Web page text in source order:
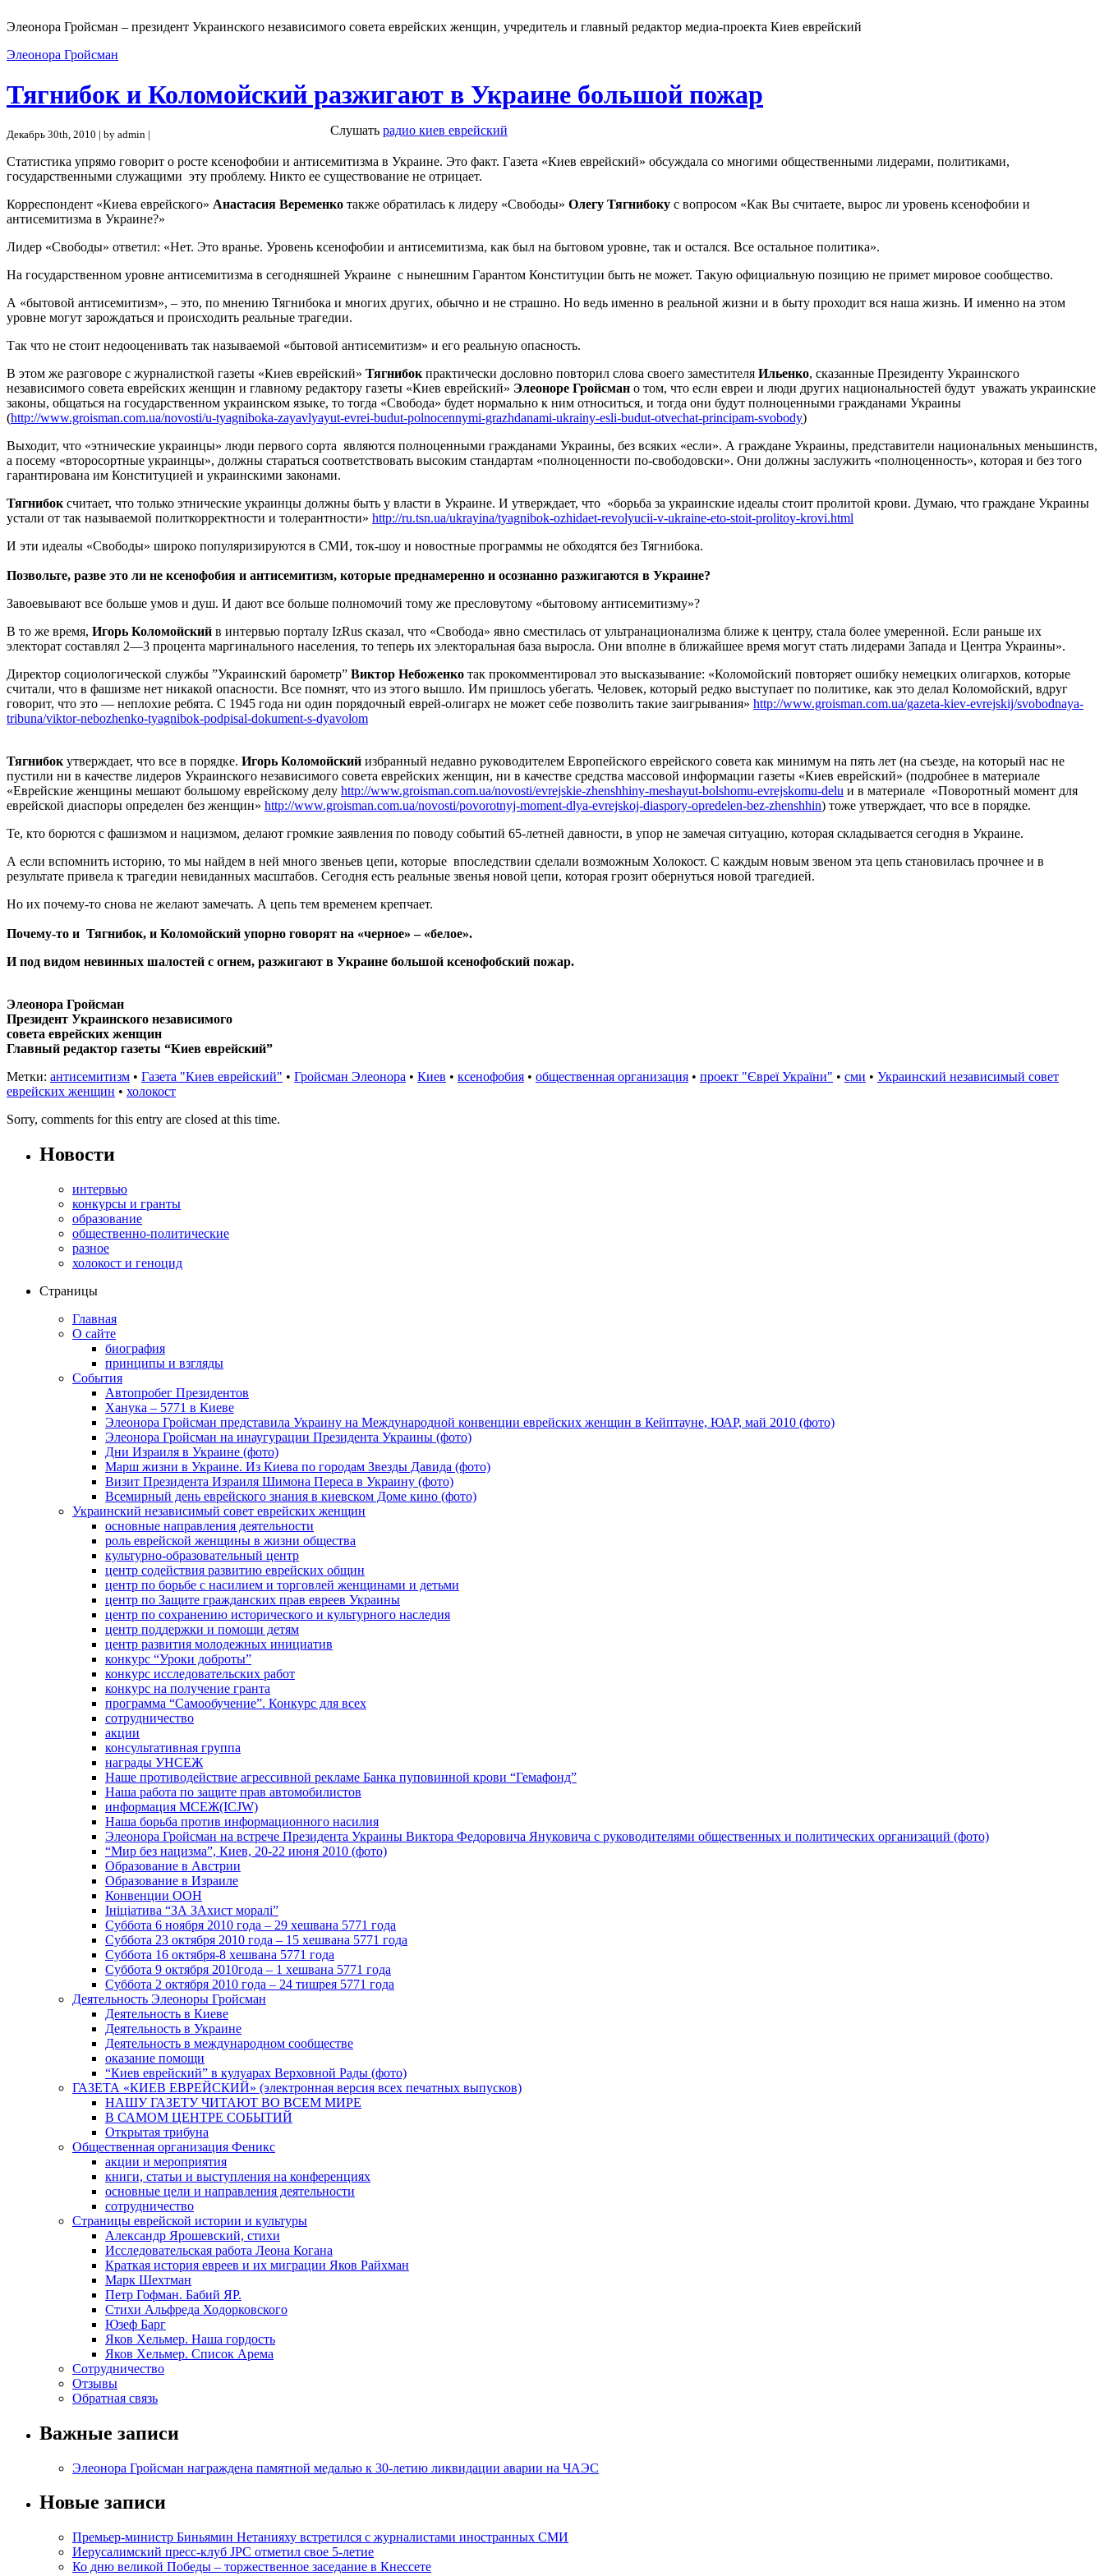
Элеонора Гройсман – президент Украинского независимого совета еврейских женщин, учредитель и главный редактор медиа-проекта Киев еврейский
Элеонора Гройсман
Слушать радио киев еврейский
Тягнибок и Коломойский разжигают в Украине большой пожар
Декабрь 30th, 2010 | by admin |
Статистика упрямо говорит о росте ксенофобии и антисемитизма в Украине. Это факт. Газета «Киев еврейский» обсуждала со многими общественными лидерами, политиками,
государственными служащими эту проблему. Никто ее существование не отрицает.
Корреспондент «Киева еврейского» Анастасия Веременко также обратилась к лидеру «Свободы» Олегу Тягнибоку с вопросом «Как Вы считаете, вырос ли уровень ксенофобии и
антисемитизма в Украине?»
Лидер «Свободы» ответил: «Нет. Это вранье. Уровень ксенофобии и антисемитизма, как был на бытовом уровне, так и остался. Все остальное политика».
На государственном уровне антисемитизма в сегодняшней Украине с нынешним Гарантом Конституции быть не может. Такую официальную позицию не примет мировое сообщество.
А «бытовой антисемитизм», – это, по мнению Тягнибока и многих других, обычно и не страшно. Но ведь именно в реальной жизни и в быту проходит вся наша жизнь. И именно на этом
уровне могут зарождаться и происходить реальные трагедии.
Так что не стоит недооценивать так называемой «бытовой антисемитизм» и его реальную опасность.
В этом же разговоре с журналисткой газеты «Киев еврейский» Тягнибок практически дословно повторил слова своего заместителя Ильенко, сказанные Президенту Украинского
независимого совета еврейских женщин и главному редактору газеты «Киев еврейский» Элеоноре Гройсман о том, что если евреи и люди других национальностей будут уважать украинские
законы, общаться на государственном украинском языке, то тогда «Свобода» будет нормально к ним относиться, и тогда они будут полноценными гражданами Украины
(http://www.groisman.com.ua/novosti/u-tyagniboka-zayavlyayut-evrei-budut-polnocennymi-grazhdanami-ukrainy-esli-budut-otvechat-principam-svobody)
Выходит, что «этнические украинцы» люди первого сорта являются полноценными гражданами Украины, без всяких «если». А граждане Украины, представители национальных меньшинств,
а посему «второсортные украинцы», должны стараться соответствовать высоким стандартам «полноценности по-свободовски». Они должны заслужить «полноценность», которая и без того
гарантирована им Конституцией и украинскими законами.
Тягнибок считает, что только этнические украинцы должны быть у власти в Украине. И утверждает, что «борьба за украинские идеалы стоит пролитой крови. Думаю, что граждане Украины
устали от так называемой политкорректности и толерантности» http://ru.tsn.ua/ukrayina/tyagnibok-ozhidaet-revolyucii-v-ukraine-eto-stoit-prolitoy-krovi.html
И эти идеалы «Свободы» широко популяризируются в СМИ, ток-шоу и новостные программы не обходятся без Тягнибока.
Позвольте, разве это ли не ксенофобия и антисемитизм, которые преднамеренно и осознанно разжигаются в Украине?
Завоевывают все больше умов и душ. И дают все больше полномочий тому же пресловутому «бытовому антисемитизму»?
В то же время, Игорь Коломойский в интервью порталу IzRus сказал, что «Свобода» явно сместилась от ультранационализма ближе к центру, стала более умеренной. Если раньше их
электорат составлял 2—3 процента маргинального населения, то теперь их электоральная база выросла. Они вполне в ближайшее время могут стать лидерами Запада и Центра Украины».
Директор социологической службы ”Украинский барометр” Виктор Небоженко так прокомментировал это высказывание: «Коломойский повторяет ошибку немецких олигархов, которые
считали, что в фашизме нет никакой опасности. Все помнят, что из этого вышло. Им пришлось убегать. Человек, который редко выступает по политике, как это делал Коломойский, вдруг
говорит, что это — неплохие ребята. С 1945 года ни один порядочный еврей-олигарх не может себе позволить такие заигрывания» http://www.groisman.com.ua/gazeta-kiev-evrejskij/svobodnaya-
tribuna/viktor-nebozhenko-tyagnibok-podpisal-dokument-s-dyavolom
Тягнибок утверждает, что все в порядке. Игорь Коломойский избранный недавно руководителем Европейского еврейского совета как минимум на пять лет (на съезде, на который нас не
пустили ни в качестве лидеров Украинского независимого совета еврейских женщин, ни в качестве средства массовой информации газеты «Киев еврейский» (подробнее в материале
«Еврейские женщины мешают большому еврейскому делу http://www.groisman.com.ua/novosti/evrejskie-zhenshhiny-meshayut-bolshomu-evrejskomu-delu и в материале «Поворотный момент для
еврейской диаспоры определен без женщин» http://www.groisman.com.ua/novosti/povorotnyj-moment-dlya-evrejskoj-diaspory-opredelen-bez-zhenshhin) тоже утверждает, что все в порядке.
Те, кто борются с фашизмом и нацизмом, делают громкие заявления по поводу событий 65-летней давности, в упор не замечая ситуацию, которая складывается сегодня в Украине.
А если вспомнить историю, то мы найдем в ней много звеньев цепи, которые впоследствии сделали возможным Холокост. С каждым новым звеном эта цепь становилась прочнее и в
результате привела к трагедии невиданных масштабов. Сегодня есть реальные звенья новой цепи, которая грозит обернуться новой трагедией.
Но их почему-то снова не желают замечать. А цепь тем временем крепчает.
Почему-то и Тягнибок, и Коломойский упорно говорят на «черное» – «белое».
И под видом невинных шалостей с огнем, разжигают в Украине большой ксенофобский пожар.
Элеонора Гройсман
Президент Украинского независимого
совета еврейских женщин
Главный редактор газеты “Киев еврейский”
Метки: антисемитизм • Газета "Киев еврейский" • Гройсман Элеонора • Киев • ксенофобия • общественная организация • проект "Євреї України" • сми • Украинский независимый совет
еврейских женщин • холокост
Sorry, comments for this entry are closed at this time.
Новости
интервью
конкурсы и гранты
образование
общественно-политические
разное
холокост и геноцид
Страницы
Главная
О сайте
биография
принципы и взгляды
События
Автопробег Президентов
Ханука – 5771 в Киеве
Элеонора Гройсман представила Украину на Международной конвенции еврейских женщин в Кейптауне, ЮАР, май 2010 (фото)
Элеонора Гройсман на инаугурации Президента Украины (фото)
Дни Израиля в Украине (фото)
Марш жизни в Украине. Из Киева по городам Звезды Давида (фото)
Визит Президента Израиля Шимона Переса в Украину (фото)
Всемирный день еврейского знания в киевском Доме кино (фото)
Украинский независимый совет еврейских женщин
основные направления деятельности
роль еврейской женщины в жизни общества
культурно-образовательный центр
центр содействия развитию еврейских общин
центр по борьбе с насилием и торговлей женщинами и детьми
центр по Защите гражданских прав евреев Украины
центр по сохранению исторического и культурного наследия
центр поддержки и помощи детям
центр развития молодежных инициатив
конкурс “Уроки доброты”
конкурс исследовательских работ
конкурс на получение гранта
программа “Самообучение”. Конкурс для всех
сотрудничество
акции
консультативная группа
награды УНСЕЖ
Наше противодействие агрессивной рекламе Банка пуповинной крови “Гемафонд”
Наша работа по защите прав автомобилистов
информация МСЕЖ(ICJW)
Наша борьба против информационного насилия
Элеонора Гройсман на встрече Президента Украины Виктора Федоровича Януковича с руководителями общественных и политических организаций (фото)
“Мир без нацизма”, Киев, 20-22 июня 2010 (фото)
Образование в Австрии
Образование в Израиле
Конвенции ООН
Ініціатива “ЗА ЗАхист моралі”
Суббота 6 ноября 2010 года – 29 хешвана 5771 года
Суббота 23 октября 2010 года – 15 хешвана 5771 года
Суббота 16 октября-8 хешвана 5771 года
Суббота 9 октября 2010года – 1 хешвана 5771 года
Суббота 2 октября 2010 года – 24 тишрея 5771 года
Деятельность Элеоноры Гройсман
Деятельность в Киеве
Деятельность в Украине
Деятельность в международном сообществе
оказание помощи
“Киев еврейский” в кулуарах Верховной Рады (фото)
ГАЗЕТА «КИЕВ ЕВРЕЙСКИЙ» (электронная версия всех печатных выпусков)
НАШУ ГАЗЕТУ ЧИТАЮТ ВО ВСЕМ МИРЕ
В САМОМ ЦЕНТРЕ СОБЫТИЙ
Открытая трибуна
Общественная организация Феникс
акции и мероприятия
книги, статьи и выступления на конференциях
основные цели и направления деятельности
сотрудничество
Страницы еврейской истории и культуры
Александр Ярошевский, стихи
Исследовательская работа Леона Когана
Краткая история евреев и их миграции Яков Райхман
Марк Шехтман
Петр Гофман. Бабий ЯР.
Стихи Альфреда Ходорковского
Юзеф Барг
Яков Хельмер. Наша гордость
Яков Хельмер. Список Арема
Сотрудничество
Отзывы
Обратная связь
Важные записи
Элеонора Гройсман награждена памятной медалью к 30-летию ликвидации аварии на ЧАЭС
Новые записи
Премьер-министр Биньямин Нетанияху встретился с журналистами иностранных СМИ
Иерусалимский пресс-клуб JPC отметил свое 5-летие
Ко дню великой Победы – торжественное заседание в Кнессете